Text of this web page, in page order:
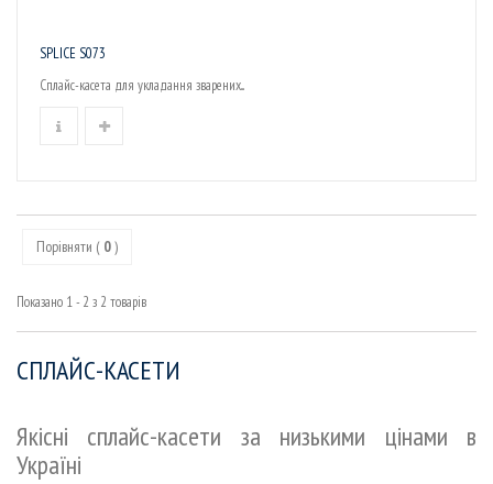
SPLICE S073
Сплайс-касета для укладання зварених...
Порівняти ( 0)
Показано 1 - 2 з 2 товарів
СПЛАЙС-КАСЕТИ
Якісні сплайс-касети за низькими цінами в
Україні